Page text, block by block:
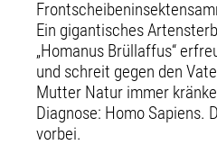
Ein gigantisches
„Homanus Brüllaffus“
und schreit gegen den
Mutter Natur immer
Diagnose: Homo Sapiens.
vorbei.